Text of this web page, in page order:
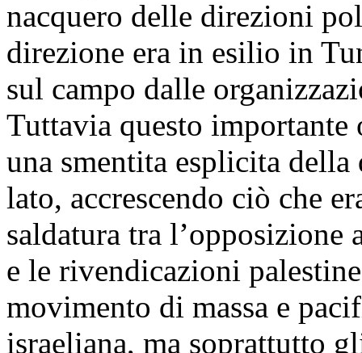
nacquero delle direzioni
direzione era in esilio in
sul campo dalle
Tuttavia questo
una smentita esplicita
lato, accrescendo ciò che
saldatura tra l’opposizione
e le rivendicazioni
movimento di massa e
israeliana, ma soprattutto